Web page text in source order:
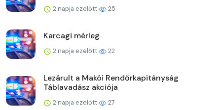
2 napja ezelőtt 25
Karcagi mérleg
2 napja ezelőtt 22
Lezárult a Makói Rendőrkapitányság
Táblavadász akciója
2 napja ezelőtt 27